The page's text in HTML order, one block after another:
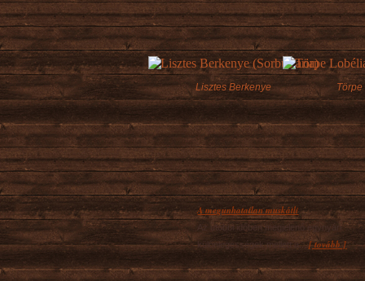
Lisztes Berkenye
A megunhatatlan muskátli
Az utóbbi időben megjelenő egynyári
különlegességek mellett a...[ tovább ]